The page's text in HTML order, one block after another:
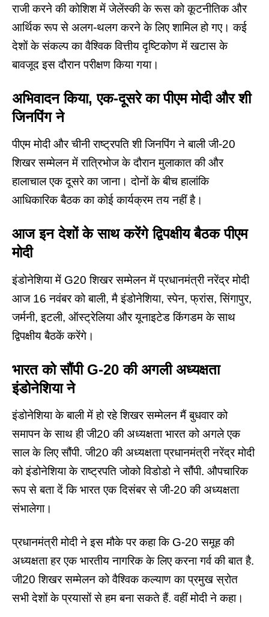
राजी करने की कोशिश में जेलेंस्की के रूस को कूटनीतिक और
आर्थिक रूप से अलग-थलग करने के लिए शामिल हो गए। कई
देशों के संकल्प का वैश्विक वित्तीय दृष्टिकोण में खटास के
बावजूद इस दौरान परीक्षण किया गया।
अभिवादन किया, एक-दूसरे का पीएम मोदी और शी
जिनपिंग ने
पीएम मोदी और चीनी राष्ट्रपति शी जिनपिंग ने बाली जी-20
शिखर सम्मेलन में रात्रिभोज के दौरान मुलाकात की और
हालाचाल एक दूसरे का जाना। दोनों के बीच हालांकि
आधिकारिक बैठक का कोई कार्यक्रम तय नहीं है।
आज इन देशों के साथ करेंगे द्विपक्षीय बैठक पीएम
मोदी
इंडोनेशिया में G20 शिखर सम्मेलन में प्रधानमंत्री नरेंद्र मोदी
आज 16 नवंबर को बाली, मै इंडोनेशिया, स्पेन, फ्रांस, सिंगापुर,
जर्मनी, इटली, ऑस्ट्रेलिया और यूनाइटेड किंगडम के साथ
द्विपक्षीय बैठकें करेंगे।
भारत को सौंपी G-20 की अगली अध्यक्षता
इंडोनेशिया ने
इंडोनेशिया के बाली में हो रहे शिखर सम्मेलन मैं बुधवार को
समापन के साथ ही जी20 की अध्यक्षता भारत को अगले एक
साल के लिए सौंपी. जी20 की अध्यक्षता प्रधानमंत्री नरेंद्र मोदी
को इंडोनेशिया के राष्ट्रपति जोको विडोडो ने सौंपी. औपचारिक
रूप से बता दें कि भारत एक दिसंबर से जी-20 की अध्यक्षता
संभालेगा।
प्रधानमंत्री मोदी ने इस मौके पर कहा कि G-20 समूह की
अध्यक्षता हर एक भारतीय नागरिक के लिए करना गर्व की बात है.
जी20 शिखर सम्मेलन को वैश्विक कल्याण का प्रमुख स्रोत
सभी देशों के प्रयासों से हम बना सकते हैं. वहीं मोदी ने कहा।